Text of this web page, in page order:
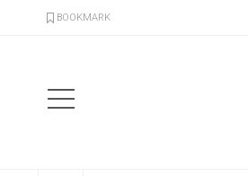
BOOKMARK